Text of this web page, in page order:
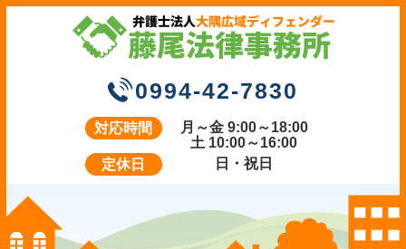
0994-42-7830
対応時間
月～金 9:00～18:00
土 10:00～16:00
定休日
日・祝日